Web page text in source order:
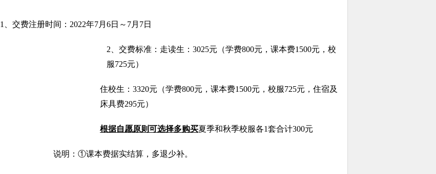
1、交费注册时间：2022年7月6日～7月7日
2 、交费标准：走读生：3025元（学费800元，课本费1500元，校
服725元）
住校生：3320元（学费800元，课本费1500元，校服725元，住宿及
床具费295元）
根据自愿原则可选择多购买夏季和秋季校服各1套合计300元
说明： ①课本费据实结算，多退少补。